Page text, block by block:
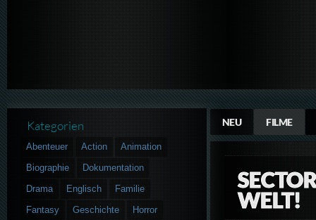
NEU FILME
WELT!
Kategorien
Abenteuer Action
Animation
Biographie
Dokumentation
Drama
Englisch
Familie
Fantasy
Geschichte
Horror